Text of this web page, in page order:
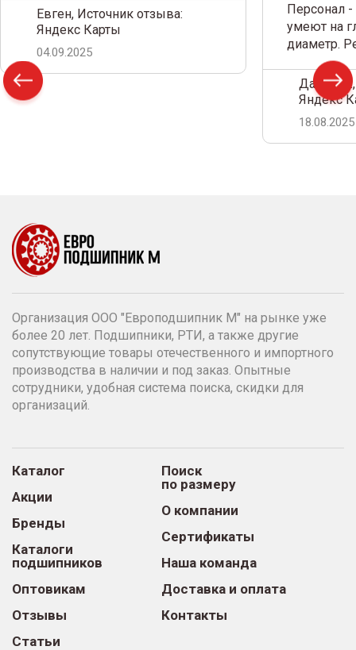
Евген, Источник отзыва:
Яндекс Карты
04.09.2025
Персонал
умеют на
диаметр.
Дамир
Яндекс
18.08.2025
Организация ООО "Европодшипник М" на рынке уже
более 20 лет. Подшипники, РТИ, а также другие
сопутствующие товары отечественного и импортного
производства в наличии и под заказ. Опытные
сотрудники, удобная система поиска, скидки для
организаций.
Каталог
Акции
Бренды
Каталоги
подшипников
Оптовикам
Отзывы
Статьи
Поиск
по размеру
О компании
Сертификаты
Наша команда
Доставка и оплата
Контакты